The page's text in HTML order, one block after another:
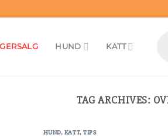
HUND KATT
TAG ARCHIVES:
HUND, KATT,TIPS